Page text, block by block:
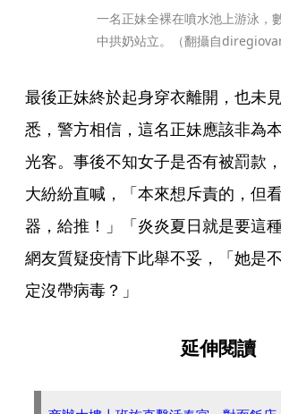
一名正妹全裸在噴水池上游泳，
中拱奶站立。（翻攝自
最後正妹終於起身穿衣離開，也未
悉，警方相信，這名正妹應該非為
光客。事後不知女子是否有被罰款
大紛紛直喊，「本來想斥責的，但
器，給推！」「炎炎夏日就是要這
網友質疑疫情下此舉不妥，「她是
定沒帶病毒？」
延伸閱讀